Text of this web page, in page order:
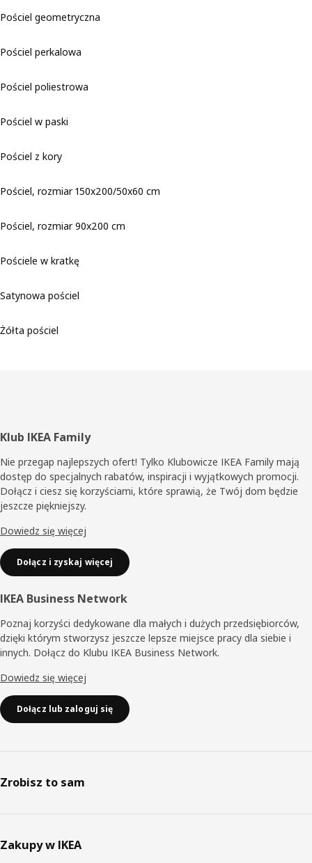
Pościel geometryczna
Pościel perkalowa
Pościel poliestrowa
Pościel w paski
Pościel z kory
Pościel, rozmiar 150x200/50x60 cm
Pościel, rozmiar 90x200 cm
Pościele w kratkę
Satynowa pościel
Żółta pościel
Stopka
Klub IKEA Family
Nie przegap najlepszych ofert! Tylko Klubowicze IKEA Family mają
dostęp do specjalnych rabatów, inspiracji i wyjątkowych promocji.
Dołącz i ciesz się korzyściami, które sprawią, że Twój dom będzie
jeszcze piękniejszy.
Dowiedz się więcej
Dołącz i zyskaj więcej
IKEA Business Network
Poznaj korzyści dedykowane dla małych i dużych przedsiębiorców,
dzięki którym stworzysz jeszcze lepsze miejsce pracy dla siebie i
innych. Dołącz do Klubu IKEA Business Network.
Dowiedz się więcej
Dołącz lub zaloguj się
Zrobisz to sam
Zakupy w IKEA